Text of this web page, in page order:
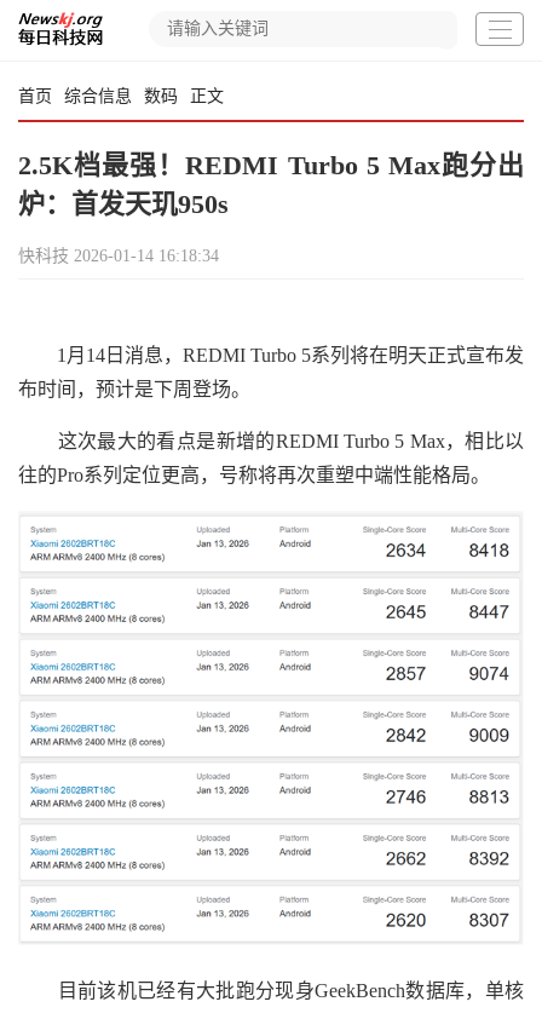
首页 综合信息 数码 正文
2.5K档最强！REDMI Turbo 5 Max跑分出
炉：首发天玑950s
快科技 2026-01-14 16:18:34
1月14日消息，REDMI Turbo 5系列将在明天正式宣布发
布时间，预计是下周登场。
这次最大的看点是新增的REDMI Turbo 5 Max，相比以
往的Pro系列定位更高，号称将再次重塑中端性能格局。
目前该机已经有大批跑分现身GeekBench数据库，单核